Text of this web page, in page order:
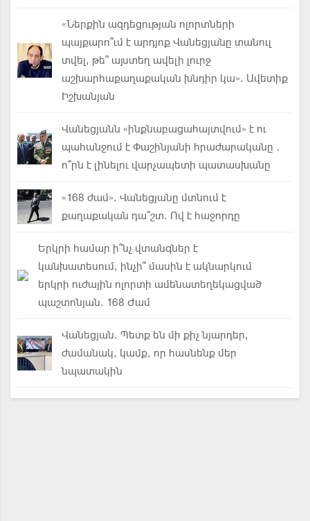
«Ներքին ազդեցության ոլորտների
պայքարո՞ւմ է արդյոք Վանեցյանը տանուլ
տվել, թե՞ այստեղ ավելի լուրջ
աշխարհաքաղաքական խնդիր կա». Ավետիք
Իշխանյան
Վանեցյանն «ինքնաբացահայտվում» է ու
պահանջում է Փաշինյանի հրաժարականը․
ո՞րն է լինելու վարչապետի պատասխանը
«168 ժամ». Վանեցյանը մտնում է
քաղաքական դա՞շտ. Ով է հաջորդը
Երկրի համար ի՞նչ վտանգներ է
կանխատեսում, ինչի՞ մասին է ակնարկում
երկրի ուժային ոլորտի ամենատեղեկացված
պաշտոնյան. 168 Ժամ
Վանեցյան. Պետք են մի քիչ նյարդեր,
ժամանակ, կամք, որ հասնենք մեր
նպատակին